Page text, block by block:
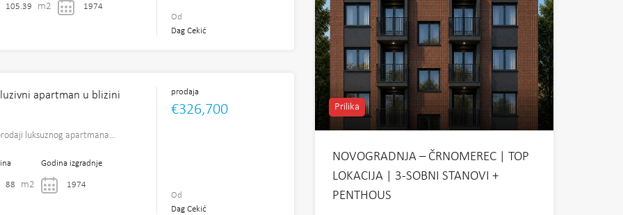
105.39 m2 1974
Od
Dag Cekić
apartman u blizini
luksuznog apartmana…
88 m2
Godina izgradnje
1974
prodaja
€326,700
Od
Dag Cekić
Prilika
NOVOGRADNJA – ČRNOMEREC | TOP
LOKACIJA | 3-SOBNI STANOVI +
PENTHOUS